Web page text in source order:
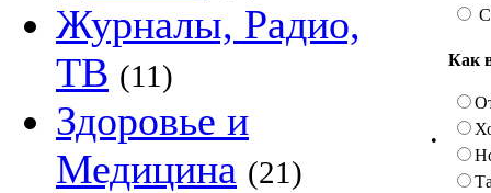
Журналы, Радио,
ТВ (11)
Здоровье и
Медицина (21)
•
Как